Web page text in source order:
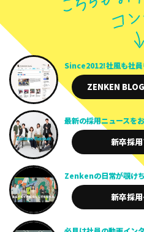
Since2012!社風も社員
ZENKEN BLOG
最新の採用ニュースを
新卒採用
Zenkenの日常が覗け
新卒採用